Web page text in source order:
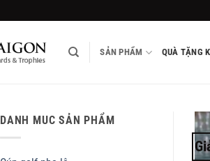
SẢN PHẨM QUÀ TẶNG
DANH MUC SẢN PHẨM